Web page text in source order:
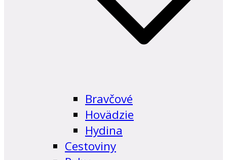
Bravčové
Hovädzie
Hydina
Cestoviny